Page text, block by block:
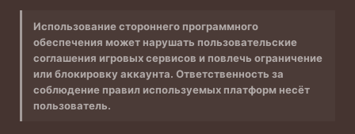
Использование стороннего программного
обеспечения может нарушать пользовательские
соглашения игровых сервисов и повлечь ограничение
или блокировку аккаунта. Ответственность за
соблюдение правил используемых платформ несёт
пользователь.